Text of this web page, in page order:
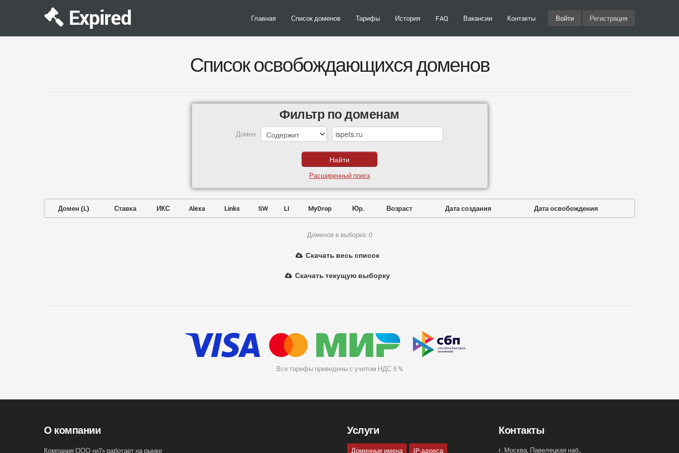
Expired Главная Список доменов Тарифы История FAQ Вакансии Контакты Войти Регистрация
Список освобождающихся доменов
Фильтр по доменам
Домен
Расширенный поиск
Домен (L) Ставка ИКС Alexa Links SW LI MyDrop Юр. Возраст Дата создания Дата освобождения
Доменов в выборке: 0
Скачать весь список
Скачать текущую выборку
Все тарифы приведены с учетом НДС 5 %
О компании
Компания ООО «и7» работает на рынке
Услуги
Доменные имена IP-адреса
Контакты
г. Москва, Павелецкая наб.,